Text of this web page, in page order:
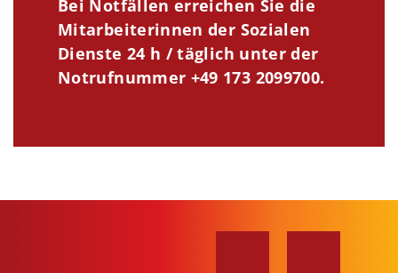
Bei Notfällen erreichen Sie die
Mitarbeiterinnen der Sozialen
Dienste 24 h / täglich unter der
Notrufnummer +49 173 2099700.